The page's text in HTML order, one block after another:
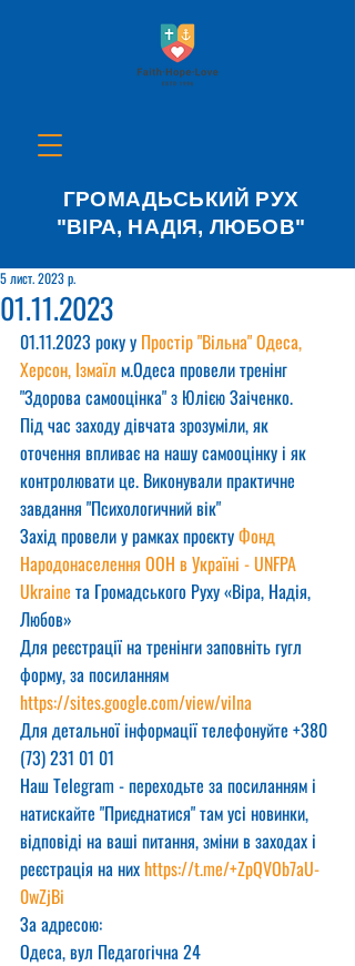
ГРОМАДЬСЬКИЙ РУХ
"ВІРА, НАДІЯ, ЛЮБОВ"
01.11.2023
5 лист. 2023 р.
01.11.2023 року у Простір "Вільна" Одеса,
Херсон, Ізмаїл м.Одеса провели тренінг
"Здорова самооцінка" з Юлією Заіченко.
Під час заходу дівчата зрозуміли, як
оточення впливає на нашу самооцінку і як
контролювати це. Виконували практичне
завдання "Психологичний вік"
Захід провели у рамках проєкту Фонд
Народонаселення ООН в Україні - UNFPA
Ukraine та Громадського Руху «Віра, Надія,
Любов»
Для реєстрації на тренінги заповніть гугл
форму, за посиланням
https://sites.google.com/view/vilna
Для детальної інформації телефонуйте +380
(73) 231 01 01
Наш Telegram - переходьте за посиланням і
натискайте "Приєднатися" там усі новинки,
відповіді на ваші питання, зміни в заходах і
реєстрація на них https://t.me/+ZpQVOb7aU-
0wZjBi
За адресою:
Одеса, вул Педагогічна 24